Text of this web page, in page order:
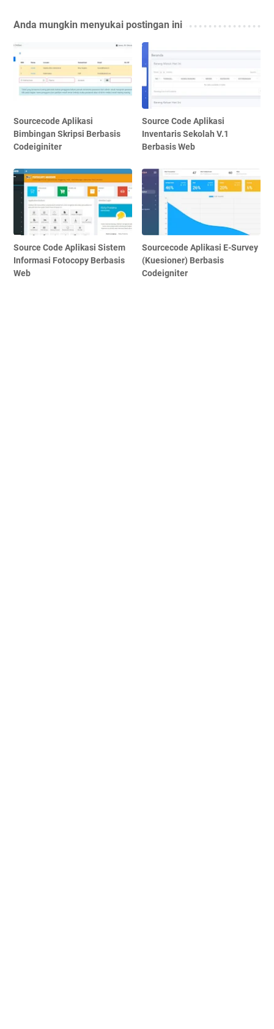
Anda mungkin menyukai postingan ini
Sourcecode Aplikasi
Bimbingan Skripsi Berbasis
Codeiginiter
Source Code Aplikasi
Inventaris Sekolah V.1
Berbasis Web
Source Code Aplikasi Sistem
Informasi Fotocopy Berbasis
Web
Sourcecode Aplikasi E-Survey
(Kuesioner) Berbasis
Codeigniter